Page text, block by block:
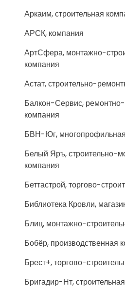
Аркаим, строительная
АРСК, компания
АртСфера, монтажно-
компания
Астат, строительно-
Балкон-Сервис,
компания
БВН-Юг,
Белый Яръ, строительно-
компания
Беттастрой, торгово-
Библиотека Кровли,
Блиц, монтажно-
Бобёр, производственная
Брест+, торгово-
Бригадир-Нт,